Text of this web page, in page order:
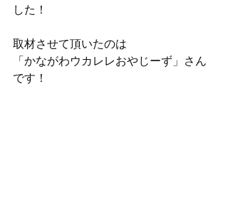
した！
取材させて頂いたのは
「かながわウカレレおやじーず」さん
です！